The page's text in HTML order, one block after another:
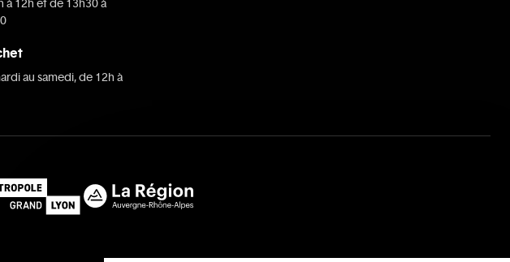
à 12h et de 13h30 à
au samedi, de 12h à